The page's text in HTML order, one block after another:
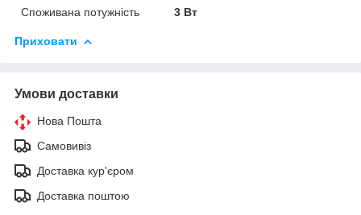
Споживана потужність 3 Вт
Приховати
Умови доставки
Нова Пошта
Самовивіз
Доставка кур'єром
Доставка поштою